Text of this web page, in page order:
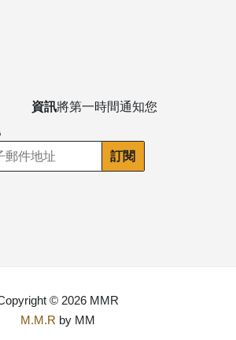
資訊將第一時間通知您
© 2026 MMR
M.M.R by MM